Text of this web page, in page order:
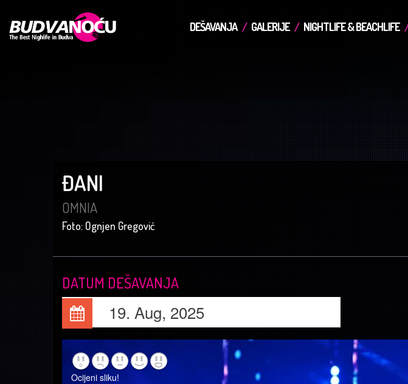
DEŠAVANJA GALERIJE NIGHTLIFE & BEACHLIFE
ĐANI
OMNIA
Foto: Ognjen Gregović
DATUM DEŠAVANJA
19. Aug, 2025
Ocijeni sliku!